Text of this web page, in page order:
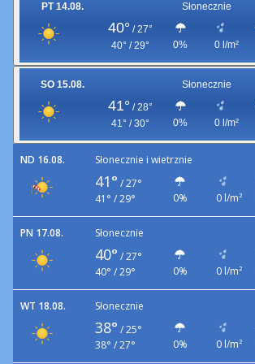
PT 14.08. Słonecznie
40° / 27°
40° / 29°
0% 0 l/m²
SO 15.08. Słonecznie
41° / 28°
41° / 30°
0% 0 l/m²
ND 16.08. Słonecznie i wietrznie
41° / 27°
41° / 29°
0% 0 l/m²
PN 17.08. Słonecznie
40° / 27°
40° / 29°
0% 0 l/m²
WT 18.08. Słonecznie
38° / 25°
38° / 27°
0% 0 l/m²